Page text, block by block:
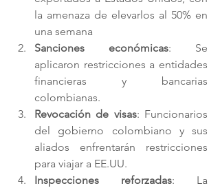
la amenaza de elevarlos al 50% en
una semana​
Sanciones económicas: Se
aplicaron restricciones a entidades
financieras y bancarias
colombianas.
Revocación de visas: Funcionarios
del gobierno colombiano y sus
aliados enfrentarán restricciones
para viajar a EE.UU.
Inspecciones reforzadas: La